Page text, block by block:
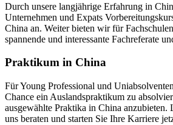
Durch unsere langjährige Erfahrung in
Unternehmen und Expats
China an. Weiter bieten wir für
spannende und interessante Fachreferate
Praktikum in China
Für Young Professional und
Chance ein Auslandspraktikum zu
ausgewählte Praktika in China anzubieten.
uns beraten und starten Sie Ihre Karriere